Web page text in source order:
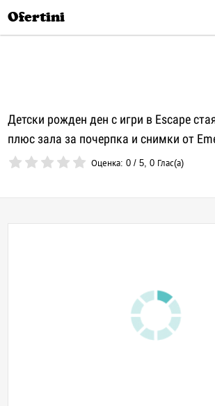
Ofertini
Детски рожден ден с игри в Escape
плюс зала за почерпка и снимки от
Оценка:0 /5,0 Глас(а)